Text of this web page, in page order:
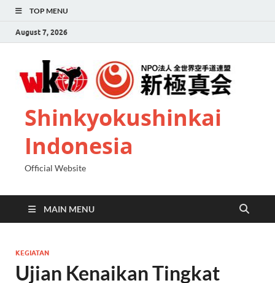
TOP MENU
August 7, 2026
Shinkyokushinkai
Indonesia
Official Website
MAIN MENU
KEGIATAN
Ujian Kenaikan Tingkat